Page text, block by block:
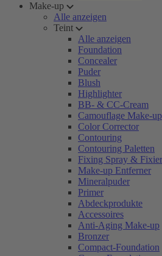
Make-up
Alle anzeigen
Teint
Alle anzeigen
Foundation
Concealer
Puder
Blush
Highlighter
BB- & CC-Cream
Camouflage Make-up
Color Corrector
Contouring
Contouring Paletten
Fixing Spray &
Make-up Entferner
Mineralpuder
Primer
Abdeckprodukte
Accessoires
Anti-Aging Make-up
Bronzer
Compact-Foundation